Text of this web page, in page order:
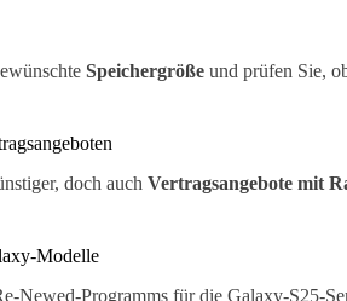
Speichergröße und prüfen Sie,
doch auch Vertragsangebote mit
Modelle
Newed-Programms für die Galaxy-S25-